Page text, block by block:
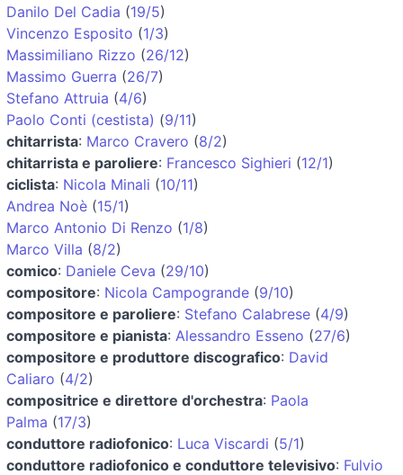
Danilo Del Cadia (19/5)
Vincenzo Esposito (1/3)
Massimiliano Rizzo (26/12)
Massimo Guerra (26/7)
Stefano Attruia (4/6)
Paolo Conti (cestista) (9/11)
chitarrista: Marco Cravero (8/2)
chitarrista e paroliere: Francesco Sighieri (12/1)
ciclista: Nicola Minali (10/11)
Andrea Noè (15/1)
Marco Antonio Di Renzo (1/8)
Marco Villa (8/2)
comico: Daniele Ceva (29/10)
compositore: Nicola Campogrande (9/10)
compositore e paroliere: Stefano Calabrese (4/9)
compositore e pianista: Alessandro Esseno (27/6)
compositore e produttore discografico: David
Caliaro (4/2)
compositrice e direttore d'orchestra: Paola
Palma (17/3)
conduttore radiofonico: Luca Viscardi (5/1)
conduttore radiofonico e conduttore televisivo: Fulvio